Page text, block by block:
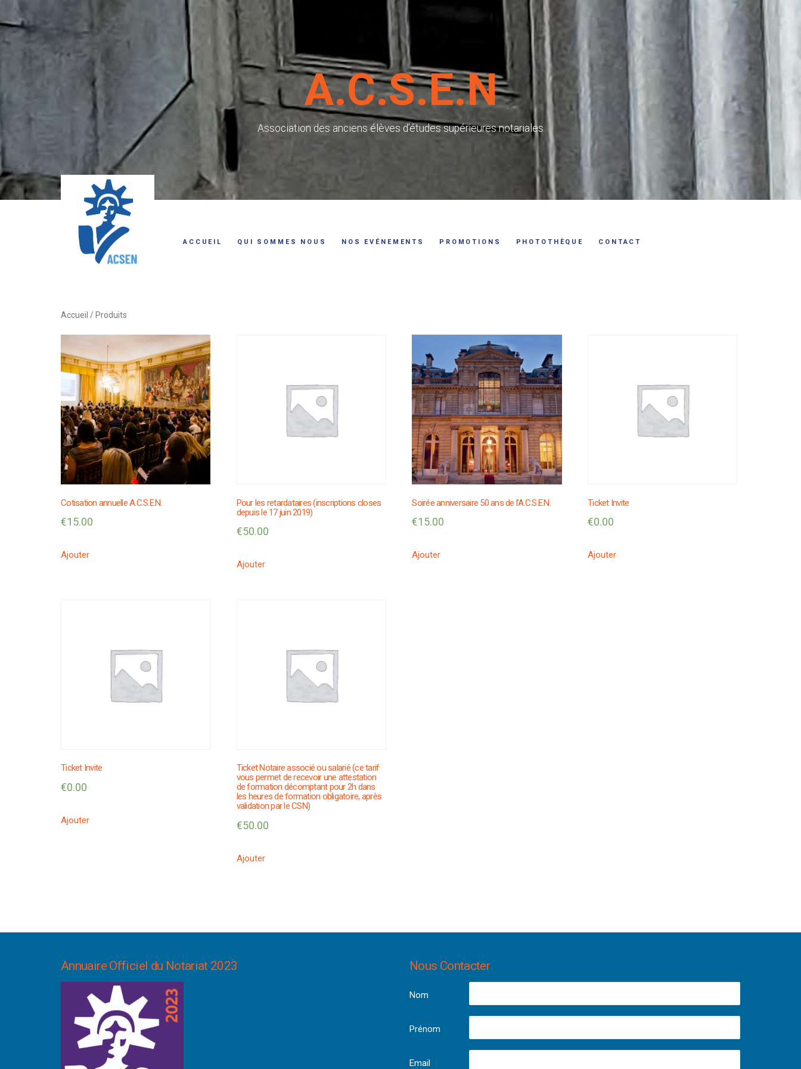
A.C.S.E.N
Association des anciens élèves d’études supérieures notariales
ACCUEIL QUI SOMMES NOUS NOS EVÉNEMENTS PROMOTIONS PHOTOTHÈQUE CONTACT
Accueil / Produits
Cotisation annuelle A.C.S.E.N.
€15.00
Ajouter
Pour les retardataires (inscriptions closes
depuis le 17 juin 2019)
€50.00
Ajouter
Soirée anniversaire 50 ans de l’A.C.S.E.N.
€15.00
Ajouter
Ticket Invite
€0.00
Ajouter
Ticket Invite
€0.00
Ajouter
Ticket Notaire associé ou salarié (ce tarif
vous permet de recevoir une attestation
de formation décomptant pour 2h dans
les heures de formation obligatoire, après
validation par le CSN)
€50.00
Ajouter
Annuaire Officiel du Notariat 2023 Nous Contacter
Nom
Prénom
Email